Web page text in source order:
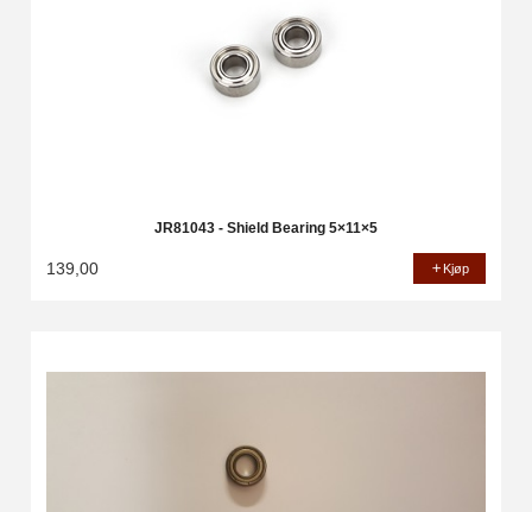
JR81043 - Shield Bearing 5×11×5
139,00 Kjøp